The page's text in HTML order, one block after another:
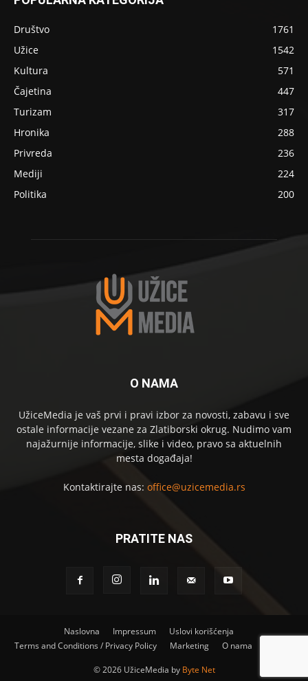
Društvo
1761
Užice
1542
Kultura
571
Čajetina
447
Turizam
317
Hronika
288
Privreda
236
Mediji
224
Politika
200
O NAMA
UžiceMedia je vaš prvi i pravi izbor za novosti, zabavu i sve
ostale informacije vezane za Zlatiborski okrug. Nudimo vam
najažurnije informacije, slike i video, pravo sa aktuelnih
mesta događaja!
Kontaktirajte nas: office@uzicemedia.rs
PRATITE NAS
Naslovna Impressum
Uslovi korišćenja
Terms and Conditions / Privacy Policy
Marketing O nama
©2026 UžiceMedia by Byte Net